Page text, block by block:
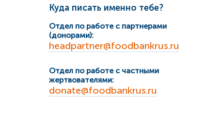
Куда писать именно тебе?
Отдел по работе с партнерами
(донорами):
headpartner@foodbankrus.ru
Отдел по работе с частными
жертвователями:
donate@foodbankrus.ru